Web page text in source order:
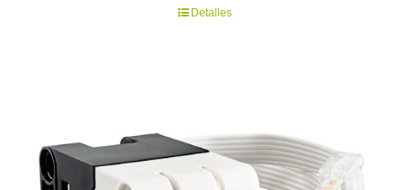
Detalles